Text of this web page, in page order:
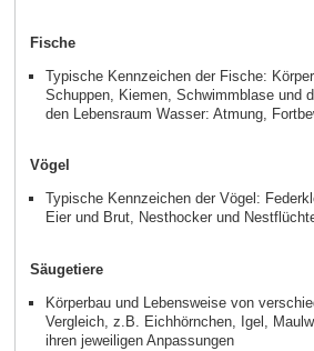
Fische
Typische Kennzeichen der Fische:
Schuppen, Kiemen, Schwimmblase und
den Lebensraum Wasser: Atmung,
Vögel
Typische Kennzeichen der Vögel:
Eier und Brut, Nesthocker und
Säugetiere
Körperbau und Lebensweise von
Vergleich, z.B. Eichhörnchen, Igel,
ihren jeweiligen Anpassungen